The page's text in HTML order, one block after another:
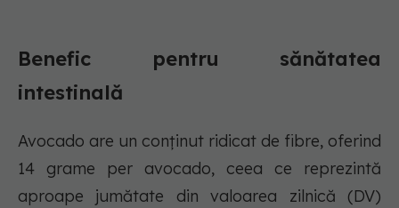
Benefic pentru sănătatea
intestinală
Avocado are un conținut ridicat de fibre, oferind
14 grame per avocado, ceea ce reprezintă
aproape jumătate din valoarea zilnică (DV)